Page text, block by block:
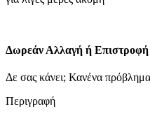
Δωρεάν Αλλαγή ή Επιστροφή
Δε σας κάνει; Κανένα
Περιγραφή